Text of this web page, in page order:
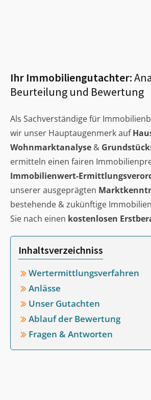
Ihr Immobiliengutachter:
Beurteilung und Bewertung
Als Sachverständige für
wir unser Hauptaugenmerk auf
Wohnmarktanalyse &
ermitteln einen fairen
Immobilienwert-
unserer ausgeprägten
bestehende & zukünftige
Sie nach einen kostenlosen
Inhaltsverzeichniss
Wertermittlungsverfahren
Anlässe
Unser Gutachten
Ablauf der Bewertung
Fragen & Antworten